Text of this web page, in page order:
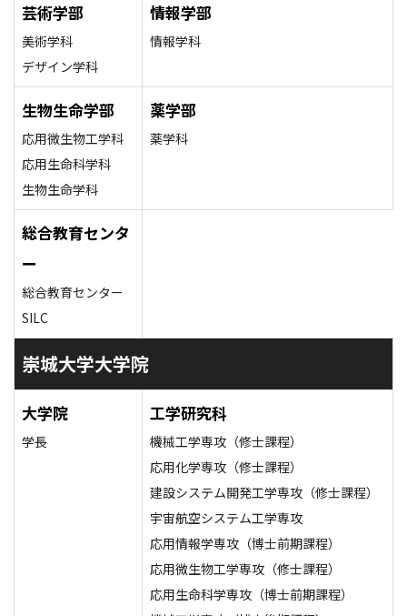
芸術学部
美術学科
デザイン学科
情報学部
情報学科
生物生命学部
応用微生物工学科
応用生命科学科
生物生命学科
薬学部
薬学科
総合教育センタ
ー
総合教育センター
SILC
崇城大学大学院
大学院
学長
工学研究科
機械工学専攻（修士課程）
応用化学専攻（修士課程）
建設システム開発工学専攻（修士課程）
宇宙航空システム工学専攻
応用情報学専攻（博士前期課程）
応用微生物工学専攻（修士課程）
応用生命科学専攻（博士前期課程）